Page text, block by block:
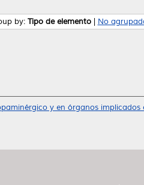
by: Tipo de elemento| No
y en órganos implicados